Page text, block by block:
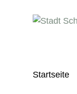
Startseite